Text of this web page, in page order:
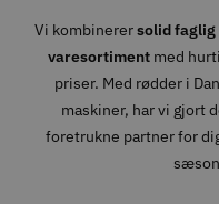
Vi kombinerersolid faglig
varesortimentmed
priser. Med rødder i
maskiner, har vi gjort
foretrukne partner for